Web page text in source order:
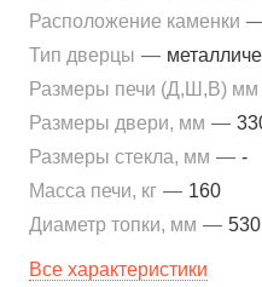
Расположение каменки
Тип дверцы —
Размеры печи (Д,Ш,В) мм
Размеры двери, мм —
Размеры стекла, мм — -
Масса печи, кг — 160
Диаметр топки, мм — 530
Все характеристики